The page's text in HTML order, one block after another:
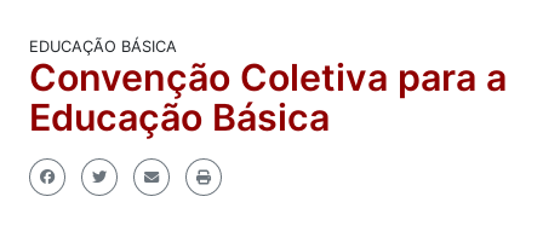
EDUCAÇÃO BÁSICA
Convenção Coletiva para a
Educação Básica